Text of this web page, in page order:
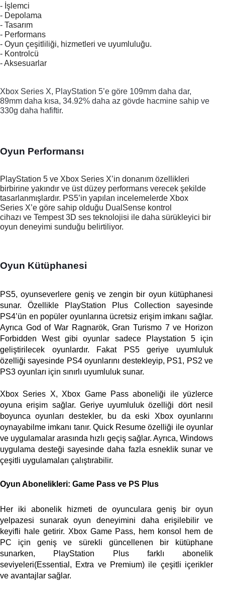
- İşlemci
- Depolama
- Tasarım
- Performans
- Oyun çeşitliliği, hizmetleri ve uyumluluğu.
- Kontrolcü
- Aksesuarlar
Xbox Series X, PlayStation 5’e göre 109mm daha dar,
89mm daha kısa, 34.92% daha az gövde hacmine sahip ve
330g daha hafiftir.
Oyun Performansı
PlayStation 5 ve Xbox Series X’in donanım özellikleri
birbirine yakındır ve üst düzey performans verecek şekilde
tasarlanmışlardır. PS5’in yapılan incelemelerde Xbox
Series X’e göre sahip olduğu DualSense kontrol
cihazı ve Tempest 3D ses teknolojisi ile daha sürükleyici bir
oyun deneyimi sunduğu belirtiliyor.
Oyun Kütüphanesi
PS5, oyunseverlere geniş ve zengin bir oyun kütüphanesi
sunar. Özellikle PlayStation Plus Collection sayesinde
PS4’ün en popüler oyunlarına ücretsiz erişim imkanı sağlar.
Ayrıca God of War Ragnarök, Gran Turismo 7 ve Horizon
Forbidden West gibi oyunlar sadece Playstation 5 için
geliştirilecek oyunlardır. Fakat PS5 geriye uyumluluk
özelliği sayesinde PS4 oyunlarını destekleyip, PS1, PS2 ve
PS3 oyunları için sınırlı uyumluluk sunar.
Xbox Series X, Xbox Game Pass aboneliği ile yüzlerce
oyuna erişim sağlar. Geriye uyumluluk özelliği dört nesil
boyunca oyunları destekler, bu da eski Xbox oyunlarını
oynayabilme imkanı tanır. Quick Resume özelliği ile oyunlar
ve uygulamalar arasında hızlı geçiş sağlar. Ayrıca, Windows
uygulama desteği sayesinde daha fazla esneklik sunar ve
çeşitli uygulamaları çalıştırabilir.
Oyun Abonelikleri: Game Pass ve PS Plus
Her iki abonelik hizmeti de oyunculara geniş bir oyun
yelpazesi sunarak oyun deneyimini daha erişilebilir ve
keyifli hale getirir. Xbox Game Pass, hem konsol hem de
PC için geniş ve sürekli güncellenen bir kütüphane
sunarken, PlayStation Plus farklı abonelik
seviyeleri(Essential, Extra ve Premium) ile çeşitli içerikler
ve avantajlar sağlar.